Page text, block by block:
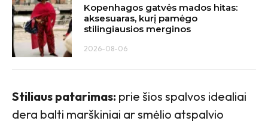
Kopenhagos gatvės mados hitas:
aksesuaras, kurį pamėgo
stilingiausios merginos
2026-08-06
Stiliaus patarimas: prie šios spalvos idealiai
dera balti marškiniai ar smėlio atspalvio